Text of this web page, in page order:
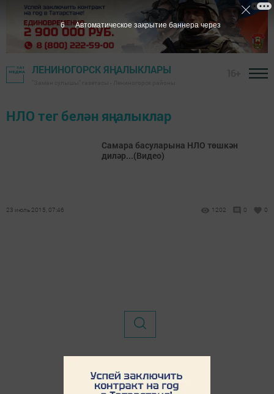
ЛЕНИНОГОРСК ЯҢАЛЫКЛАРЫ
НЛО тег белән яңалыклар
Самара басуларына НЛО төшкән
диләр...(Видео)
23 июль 2015, 07:46 1202 0 0
6 Автоматическое закрытие баннера через